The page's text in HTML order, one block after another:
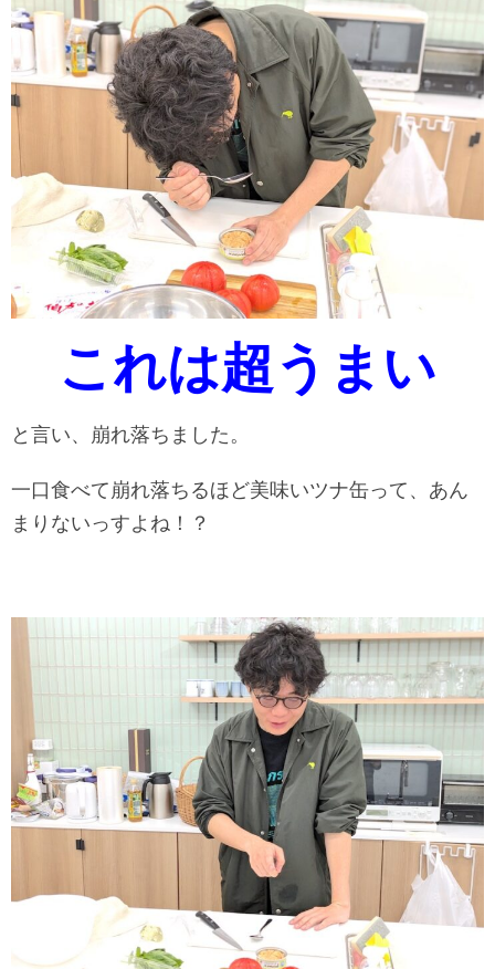
これは超うまい
と言い、崩れ落ちました。
一口食べて崩れ落ちるほど美味いツナ缶って、あん
まりないっすよね！？